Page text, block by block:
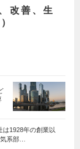
改善、生
は1928年の創業以
系部…